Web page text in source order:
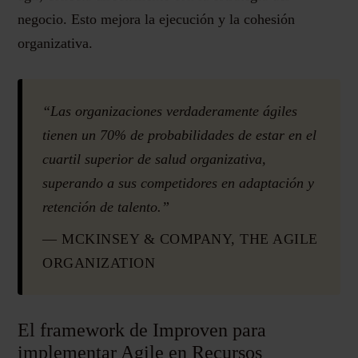
negocio. Esto mejora la ejecución y la cohesión
organizativa.
“Las organizaciones verdaderamente ágiles
tienen un 70% de probabilidades de estar en el
cuartil superior de salud organizativa,
superando a sus competidores en adaptación y
retención de talento.”
— MCKINSEY & COMPANY, THE AGILE
ORGANIZATION
El framework de Improven para
implementar Agile en Recursos